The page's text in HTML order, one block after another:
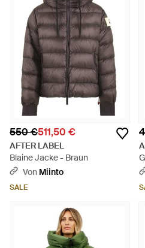
550 €511,50 €
AFTER LABEL
Blaine Jacke - Braun
Von Miinto
SALE